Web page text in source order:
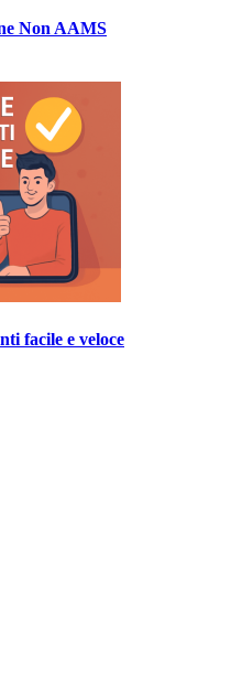
Non AAMS
facile e veloce